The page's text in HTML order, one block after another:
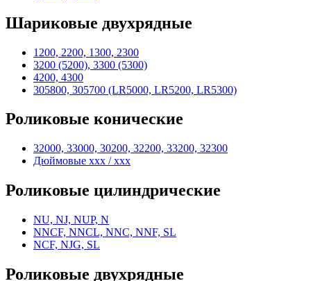
Шариковые двухрядные
1200, 2200, 1300, 2300
3200 (5200), 3300 (5300)
4200, 4300
305800, 305700 (LR5000, LR5200, LR5300)
Роликовые конические
32000, 33000, 30200, 32200, 33200, 32300
Дюймовые xxx / xxx
Роликовые цилиндрические
NU, NJ, NUP, N
NNCF, NNCL, NNC, NNF, SL
NCF, NJG, SL
Роликовые двухрядные